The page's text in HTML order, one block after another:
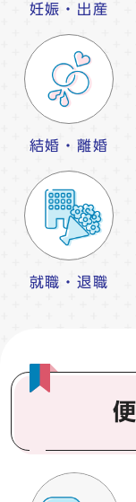
妊娠・出産
結婚・離婚
就職・退職